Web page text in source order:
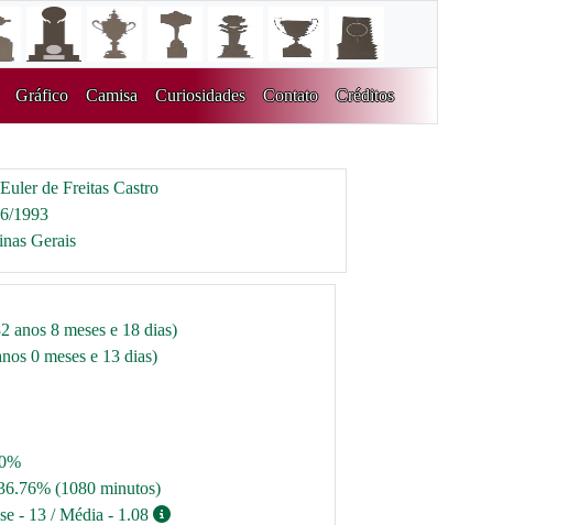
Gráfico Camisa Curiosidades Contato Créditos
de Freitas Castro
1993
Gerais
anos 8 meses e 18 dias)
0 meses e 13 dias)
(1080 minutos)
- 13 / Média - 1.08